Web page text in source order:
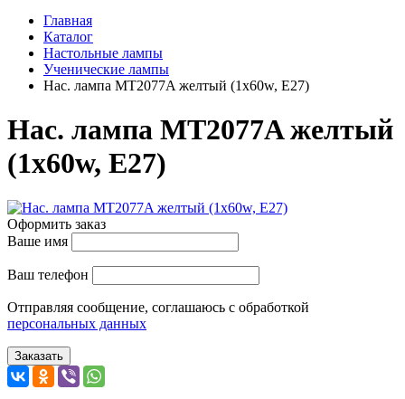
Главная
Каталог
Настольные лампы
Ученические лампы
Нас. лампа MT2077A желтый (1x60w, Е27)
Нас. лампа MT2077A желтый
(1x60w, Е27)
Оформить заказ
Ваше имя
Ваш телефон
Отправляя сообщение, соглашаюсь с обработкой
персональных данных
Заказать